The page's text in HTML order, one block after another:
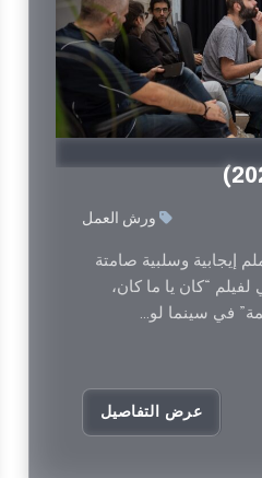
ورش العمل
أفلام 16 ملم إيجابية وسلبية صامتة
“كان يا ما كان،
في سينما لو...
عرض التفاصيل